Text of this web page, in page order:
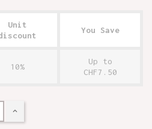
Unit
You Save
10%
Up to
CHF7.50